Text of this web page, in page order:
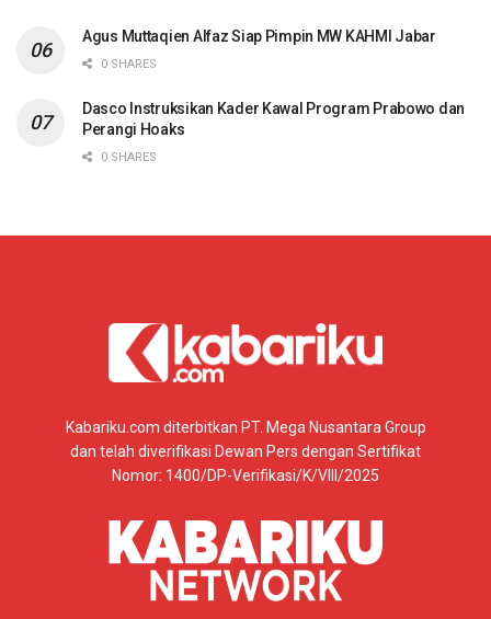
Agus Muttaqien Alfaz Siap Pimpin MW KAHMI Jabar
0 SHARES
Dasco Instruksikan Kader Kawal Program Prabowo dan
Perangi Hoaks
0 SHARES
Kabariku.com diterbitkan PT. Mega Nusantara Group
dan telah diverifikasi Dewan Pers dengan Sertifikat
Nomor: 1400/DP-Verifikasi/K/VIII/2025